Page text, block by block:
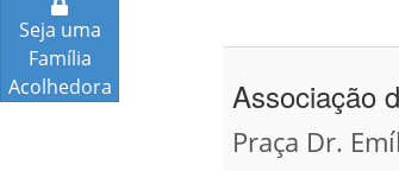
Seja uma
Família
Acolhedora
Associação
Praça Dr.